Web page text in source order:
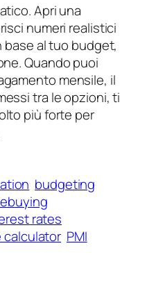
Apri una
numeri realistici
al tuo budget,
Quando puoi
mensile, il
tra le opzioni, ti
più forte per
budgeting
rates
calculator PMI